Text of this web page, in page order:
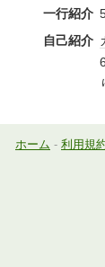
一行紹介
自己紹介
ホーム - 利用規